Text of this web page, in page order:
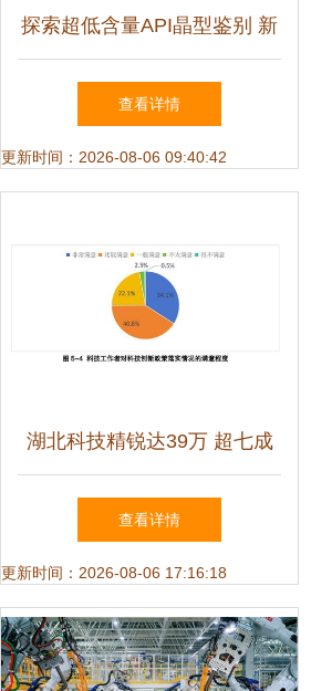
探索超低含量API晶型鉴别 新
晶型开发与产业化的关键技术
实践
查看详情
更新时间：2026-08-06 09:40:42
湖北科技精锐达39万 超七成
满意科创政策，技术服务与开
发成两大支柱
查看详情
更新时间：2026-08-06 17:16:18